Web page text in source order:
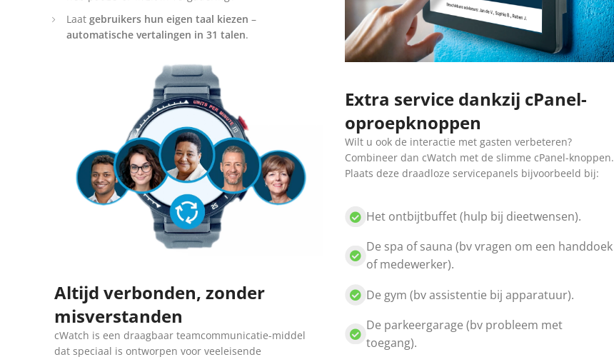
Laat gebruikers hun eigen taal kiezen –
automatische vertalingen in 31 talen.
Altijd verbonden, zonder
misverstanden
cWatch is een draagbaar teamcommunicatie-middel
dat speciaal is ontworpen voor veeleisende
Extra service dankzij cPanel-
oproepknoppen
Wilt u ook de interactie met gasten verbeteren?
Combineer dan cWatch met de slimme cPanel-knoppen.
Plaats deze draadloze servicepanels bijvoorbeeld bij:
Het ontbijtbuffet (hulp bij dieetwensen).
De spa of sauna (bv vragen om een handdoek
of medewerker).
De gym (bv assistentie bij apparatuur).
De parkeergarage (bv probleem met
toegang).